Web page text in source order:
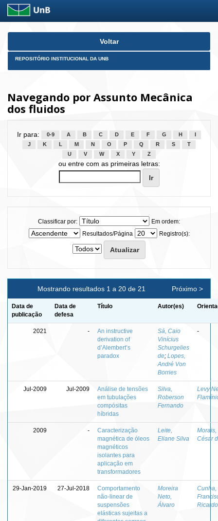
Skip
Voltar
REPOSITÓRIO INSTITUCIONAL DA UNB
Navegando por Assunto Mecânica
dos fluidos
Ir para: 0-9 A B C D E F G H
J
K L M N O P Q R S
T
U
V W X Y Z
ou entre com as primeiras letras:
Classificar por:
Em ordem:
Resultados/Página
Registro(s):
Mostrando resultados 1 a 20 de 21 Próximo >
Data de
publicação
Data de
defesa
Título Autor(es)
2021 -
An instructive
derivation of
d’Alembert’s
paradox
Sá, Caio
Vinícius
Schurgelies
de; Lopes,
André Von
Borries
-
Jul-2009 Jul-2009
Análise de tensões
em tubulações
compósitas
híbridas
Silva,
Roberson
Fernando
Levy
2009 -
Caracterização
magnética de óleos
magnéticos
isolantes para
aplicação em
transformadores
Leite,
Eliane Silva
Morais,
César
29-Jan-2019 27-Jul-2018
Comportamento
não-linear de
suspensões
elásticas sujeitas a
Moreira
Neto,
Álvaro
Cunha,